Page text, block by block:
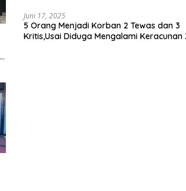
Juni 17, 2025
5 Orang Menjadi Korban 2 Tewas dan 3
Kritis,Usai Diduga Mengalami Keracunan